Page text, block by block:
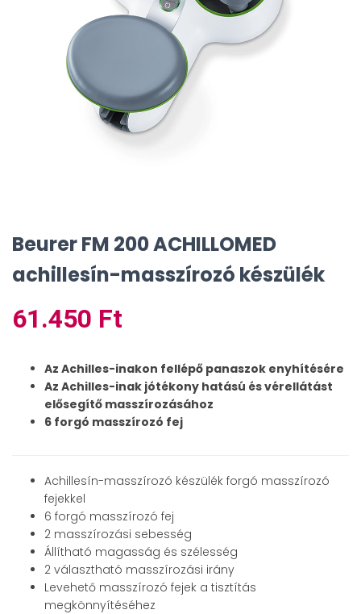
Beurer FM 200 ACHILLOMED
achillesín-masszírozó készülék
61.450 Ft
Az Achilles-inakon fellépő panaszok enyhítésére
Az Achilles-inak jótékony hatású és vérellátást
elősegítő masszírozásához
6 forgó masszírozó fej
Achillesín-masszírozó készülék forgó masszírozó
fejekkel
6 forgó masszírozó fej
2 masszírozási sebesség
Állítható magasság és szélesség
2 választható masszírozási irány
Levehető masszírozó fejek a tisztítás
megkönnyítéséhez